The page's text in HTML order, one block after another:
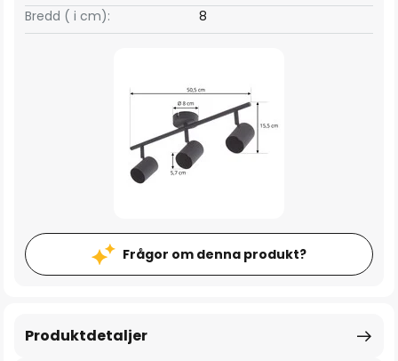
Bredd ( i cm): 8
Frågor om denna produkt?
Produktdetaljer